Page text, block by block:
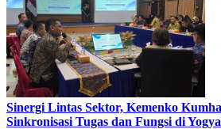
Sinergi Lintas Sektor, Kemenko
Sinkronisasi Tugas dan Fungsi di